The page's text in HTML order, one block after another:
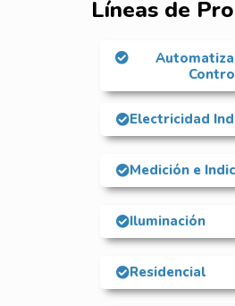
Líneas de
Electricidad
Medición e
Iluminación
Residencial